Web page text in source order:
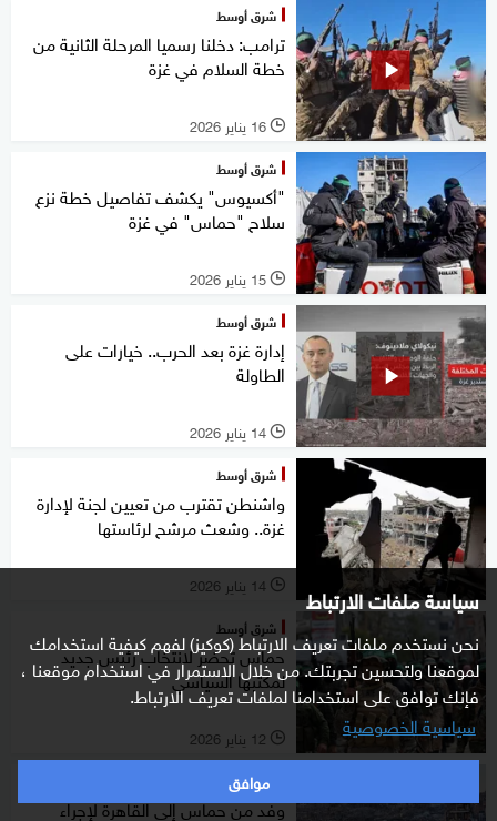
سياسة ملفات الارتباط
نحن نستخدم ملفات تعريف الارتباط (كوكيز) لفهم كيفية استخدامك
لموقعنا ولتحسين تجربتك. من خلال الاستمرار في استخدام موقعنا ،
فإنك توافق على استخدامنا لملفات تعريف الارتباط.
سياسية الخصوصية
موافق
شرق أوسط
ترامب: دخلنا رسميا المرحلة الثانية من
خطة السلام في غزة
l 16 يناير 2026
شرق أوسط
"أكسيوس" يكشف تفاصيل خطة نزع
سلاح "حماس" في غزة
l 15 يناير 2026
شرق أوسط
إدارة غزة بعد الحرب.. خيارات على
الطاولة
l 14 يناير 2026
شرق أوسط
واشنطن تقترب من تعيين لجنة لإدارة
غزة.. وشعث مرشح لرئاستها
l 14 يناير 2026
شرق أوسط
حماس تحضر لانتخاب رئيس جديد
لمكتبها السياسي
l 12 يناير 2026
شرق أوسط
وفد من حماس إلى القاهرة لإجراء